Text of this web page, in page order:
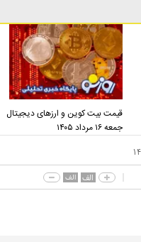
قیمت بیت کوین و ارز‌های دیجیتال
جمعه ۱۶ مرداد ۱۴۰۵
الف الف